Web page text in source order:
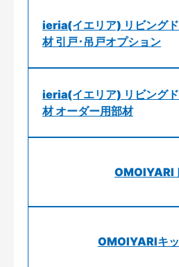
ieria(イエリア) リビング
材 引戸･吊戸オプション
ieria(イエリア) リビング
材 オーダー用部材
OMOIYARI
OMOIYARIキ